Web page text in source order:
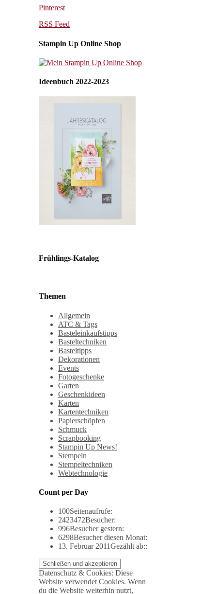
Pinterest
RSS Feed
Stampin Up Online Shop
Ideenbuch 2022-2023
Frühlings-Katalog
Themen
Allgemein
ATC & Tags
Basteleinkaufstipps
Basteltechniken
Basteltipps
Dekorationen
Events
Fotogeschenke
Garten
Geschenkideen
Karten
Kartentechniken
Papierschöpfen
Schmuck
Scrapbooking
Stampin Up News!
Stempeln
Stempeltechniken
Webtechnologie
Count per Day
100Seitenaufrufe:
2423472Besucher:
996Besucher gestern:
6298Besucher diesen Monat:
13. Februar 2011Gezählt ab::
Datenschutz & Cookies: Diese
Website verwendet Cookies. Wenn
du die Website weiterhin nutzt,